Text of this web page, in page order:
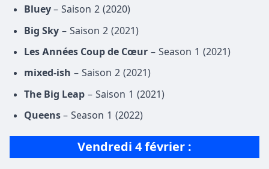
Bluey – Saison 2 (2020)
Big Sky – Saison 2 (2021)
Les Années Coup de Cœur – Season 1 (2021)
mixed-ish – Saison 2 (2021)
The Big Leap – Saison 1 (2021)
Queens – Season 1 (2022)
Vendredi 4 février :